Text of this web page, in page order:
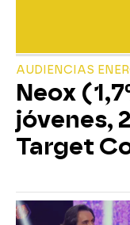
AUDIENCIAS
Neox
jóvenes,
Target